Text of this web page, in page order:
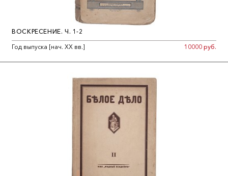
ВОСКРЕСЕНИЕ. Ч. 1-2
Год выпуска [нач. ХХ вв.]
10000 руб.